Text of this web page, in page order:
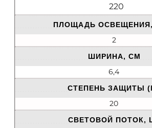
220
ПЛОЩАДЬ
2
ШИРИНА, СМ
6,4
СТЕПЕНЬ ЗАЩИТЫ
20
СВЕТОВОЙ ПОТОК,